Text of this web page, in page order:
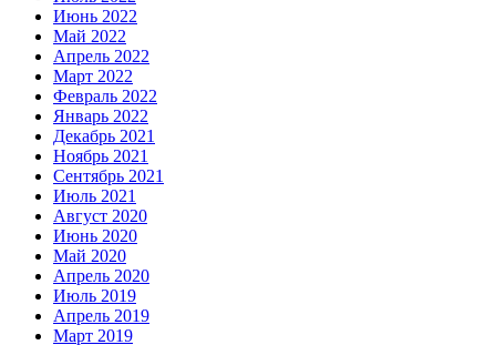
Июнь 2022
Май 2022
Апрель 2022
Март 2022
Февраль 2022
Январь 2022
Декабрь 2021
Ноябрь 2021
Сентябрь 2021
Июль 2021
Август 2020
Июнь 2020
Май 2020
Апрель 2020
Июль 2019
Апрель 2019
Март 2019